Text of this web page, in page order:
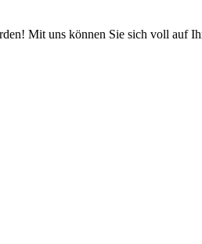
Mit uns können Sie sich voll auf